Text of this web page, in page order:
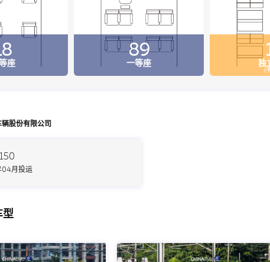
座
89
一等座 独
(
股份有限公司
04月投运
型